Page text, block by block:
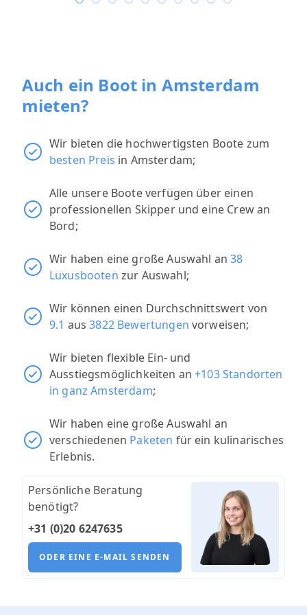
Auch ein Boot in Amsterdam
mieten?
Wir bieten die hochwertigsten Boote zum
besten Preis in Amsterdam;
Alle unsere Boote verfügen über einen
professionellen Skipper und eine Crew an
Bord;
Wir haben eine große Auswahl an38
Luxusbooten zur Auswahl;
Wir können einen Durchschnittswert von
9.1 aus3822 Bewertungen vorweisen;
Wir bieten flexible Ein- und
Ausstiegsmöglichkeiten an+103 Standorten
in ganz Amsterdam;
Wir haben eine große Auswahl an
verschiedenen Paketen für ein kulinarisches
Erlebnis.
Persönliche Beratung
benötigt?
+31 (0)20 6247635
ODER EINE E-MAIL SENDEN